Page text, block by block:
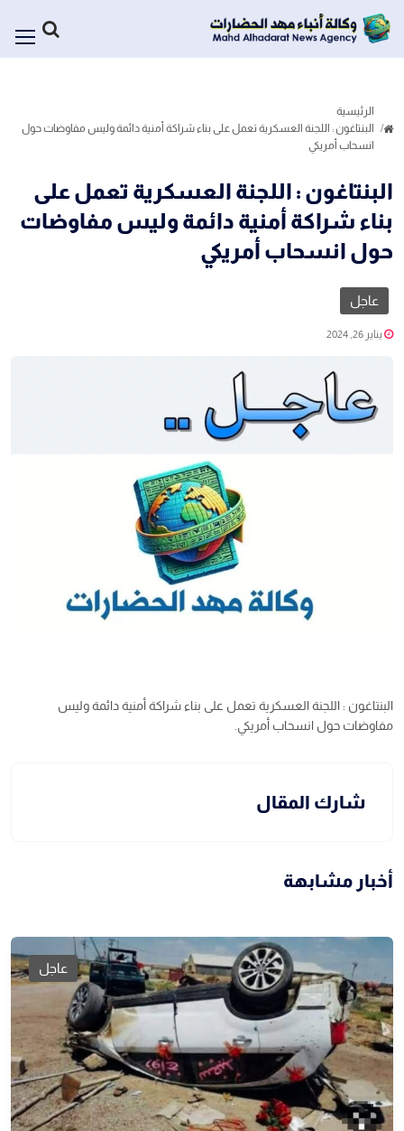
الرئيسية
البنتاغون : اللجنة العسكرية تعمل على بناء شراكة أمنية دائمة وليس مفاوضات حول
انسحاب أمريكي
البنتاغون : اللجنة العسكرية تعمل على
بناء شراكة أمنية دائمة وليس مفاوضات
حول انسحاب أمريكي
عاجل
يناير 26, 2024
البنتاغون : اللجنة العسكرية تعمل على بناء شراكة أمنية دائمة وليس
مفاوضات حول انسحاب أمريكي.
شارك المقال
أخبار مشابهة
عاجل